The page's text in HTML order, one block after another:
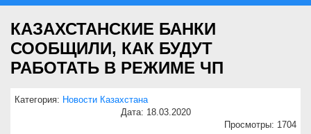
КАЗАХСТАНСКИЕ БАНКИ
СООБЩИЛИ, КАК БУДУТ
РАБОТАТЬ В РЕЖИМЕ ЧП
Категория: Новости Казахстана
Дата: 18.03.2020
Просмотры: 1704